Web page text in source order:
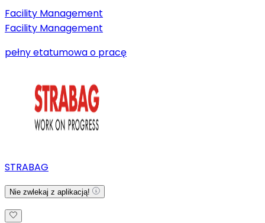
Facility Management
Facility Management
pełny etatumowa o pracę
STRABAG
Nie zwlekaj z aplikacją!